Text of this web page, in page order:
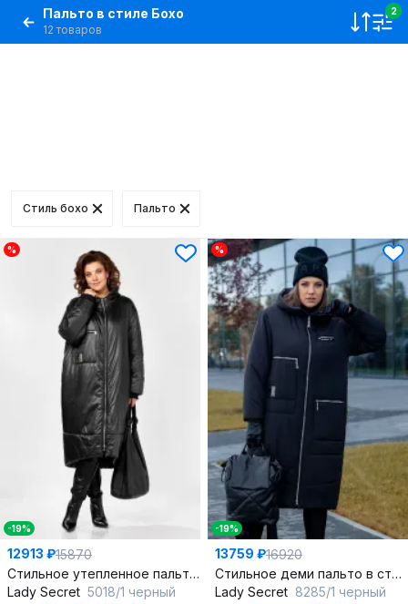
Пальто в стиле Бохо
12 товаров
2
Стиль бохо Пальто
%
-19%
12913 ₽15870
Стильное утепленное пальто в стиле бохо на молнии с капюшоном
Lady Secret 5018/1 черный
%
-19%
13759 ₽16920
Стильное деми пальто в стиле бохо с капюшоном и утеплителем
Lady Secret 8285/1 черный